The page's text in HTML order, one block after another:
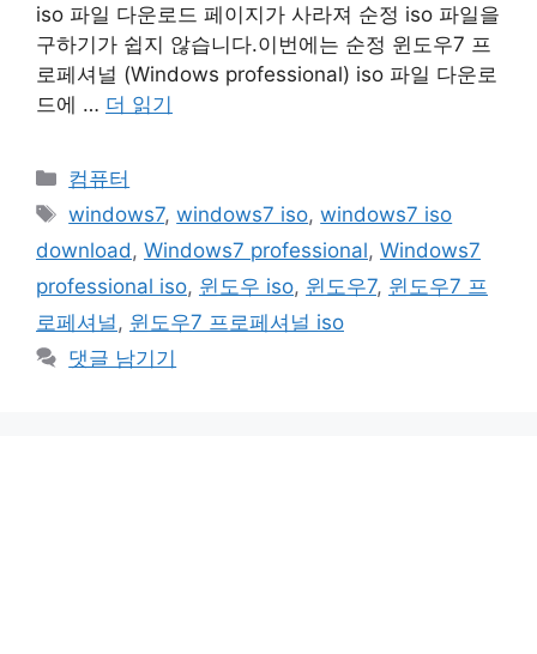
iso 파일 다운로드 페이지가 사라져 순정 iso 파일을
구하기가 쉽지 않습니다.이번에는 순정 윈도우7 프
로페셔널 (Windows professional) iso 파일 다운로
드에 … 더 읽기
카
테
리
컴퓨터
태
windows7,windows7 iso,windows7 iso
download , Windows7 professional, Windows7
professional iso, 윈도우 iso, 윈도우7, 윈도우7 프
로페셔널 , 윈도우7 프로페셔널 iso
댓글 남기기